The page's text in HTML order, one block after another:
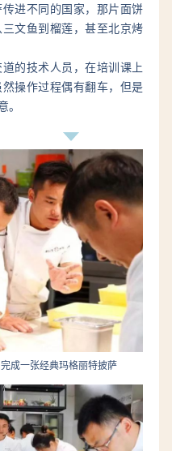
进不同的国家，那片面饼
文鱼到榴莲，甚至北京烤
的技术人员，在培训课上
操作过程偶有翻车，但是
。
成一张经典玛格丽特披萨